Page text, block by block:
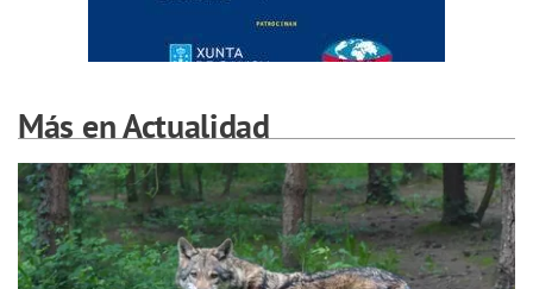
Más en Actualidad